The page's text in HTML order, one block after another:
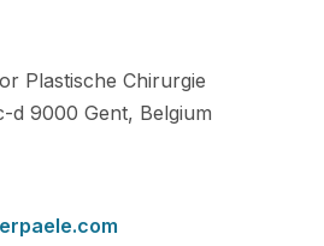
Plastische Chirurgie
d 9000 Gent, Belgium